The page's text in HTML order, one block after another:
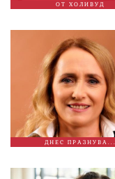
ОТ ХОЛИВУД
ДНЕС ПРАЗНУВА...